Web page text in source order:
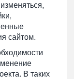
сайтом.
В таких